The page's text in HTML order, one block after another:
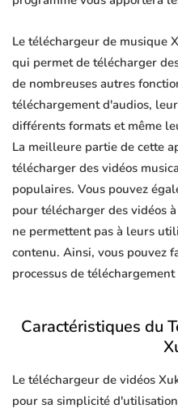
Le téléchargeur de musique
qui permet de télécharger
de nombreuses autres
téléchargement d'audios,
différents formats et même
La meilleure partie de cette
télécharger des vidéos
populaires. Vous pouvez
pour télécharger des vidéos
ne permettent pas à leurs
contenu. Ainsi, vous pouvez
processus de
Caractéristiques du
Le téléchargeur de vidéos
pour sa simplicité